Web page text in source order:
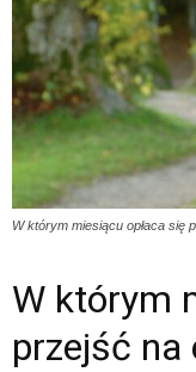
W którym miesiącu opłaca się
W którym
przejść na